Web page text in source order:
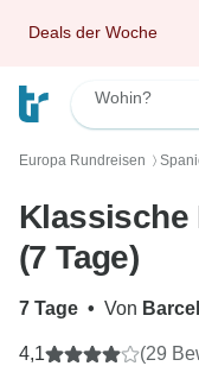
Deals der Woche
Wohin?
Europa Rundreisen 〉
Klassische
(7 Tage)
7 Tage • Von
4,1 (29